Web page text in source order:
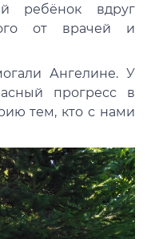
ребёнок вдруг
от врачей и
Ангелине. У
прогресс в
тем, кто с нами